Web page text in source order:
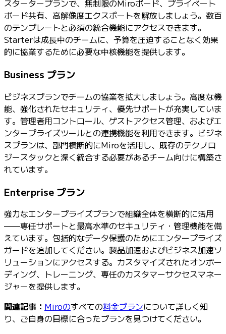
スタータープランで、無制限のMiroボード、プライベート
ボード共有、高解像度エクスポートを解放しましょう。数百
のテンプレートと必須の統合機能にアクセスできます。
Starterは成長中のチームに、予算を圧迫することなく効果
的に協業するために必要な中核機能を提供します。
Business プラン
ビジネスプランでチームの協業を拡大しましょう。高度な機
能、強化されたセキュリティ、優先サポートが充実していま
す。管理者用コントロール、ゲストアクセス管理、およびエ
ンタープライズツールとの連携機能を利用できます。ビジネ
スプランは、部門横断的にMiroを活用し、既存のテクノロ
ジースタックと深く統合する必要があるチーム向けに構築さ
れています。
Enterprise プラン
強力なエンタープライズプランで組織全体を横断的に活用
——専任サポートと最高水準のセキュリティ・管理機能を備
えています。包括的なデータ保護のためにエンタープライズ
ガードを追加してください。製品加速およびビジネス加速ソ
リューションにアクセスする。カスタマイズされたオンボー
ディング、トレーニング、専任のカスタマーサクセスマネー
ジャーを提供します。
関連記事： Miroのすべての料金プランについて詳しく知
り、ご自身の目標に合ったプランを見つけてください。